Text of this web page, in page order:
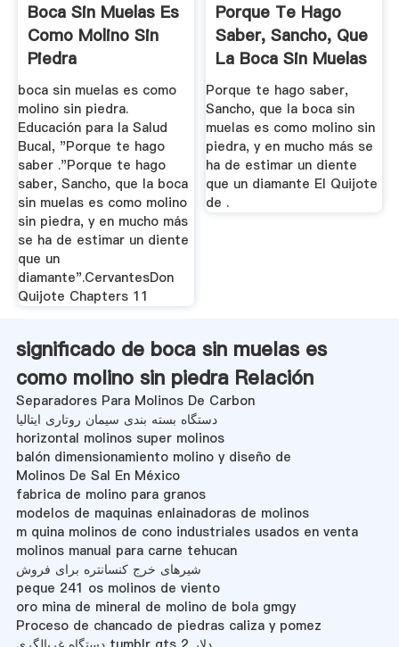
Boca Sin Muelas Es
Como Molino Sin
Piedra
boca sin muelas es como
molino sin piedra.
Educación para la Salud
Bucal, "Porque te hago
saber ."Porque te hago
saber, Sancho, que la boca
sin muelas es como molino
sin piedra, y en mucho más
se ha de estimar un diente
que un
diamante".CervantesDon
Quijote Chapters 11
Porque Te Hago
Saber, Sancho, Que
La Boca Sin Muelas
Es ...
Porque te hago saber,
Sancho, que la boca sin
muelas es como molino sin
piedra, y en mucho más se
ha de estimar un diente
que un diamante El Quijote
de .
significado de boca sin muelas es
como molino sin piedra Relación
Separadores Para Molinos De Carbon
دستگاه بسته بندی سیمان روتاری ایتالیا
horizontal molinos super molinos
balón dimensionamiento molino y diseño de
Molinos De Sal En México
fabrica de molino para granos
modelos de maquinas enlainadoras de molinos
m quina molinos de cono industriales usados en venta
molinos manual para carne tehucan
شیرهای خرج کنسانتره برای فروش
peque 241 os molinos de viento
oro mina de mineral de molino de bola gmgy
Proceso de chancado de piedras caliza y pomez